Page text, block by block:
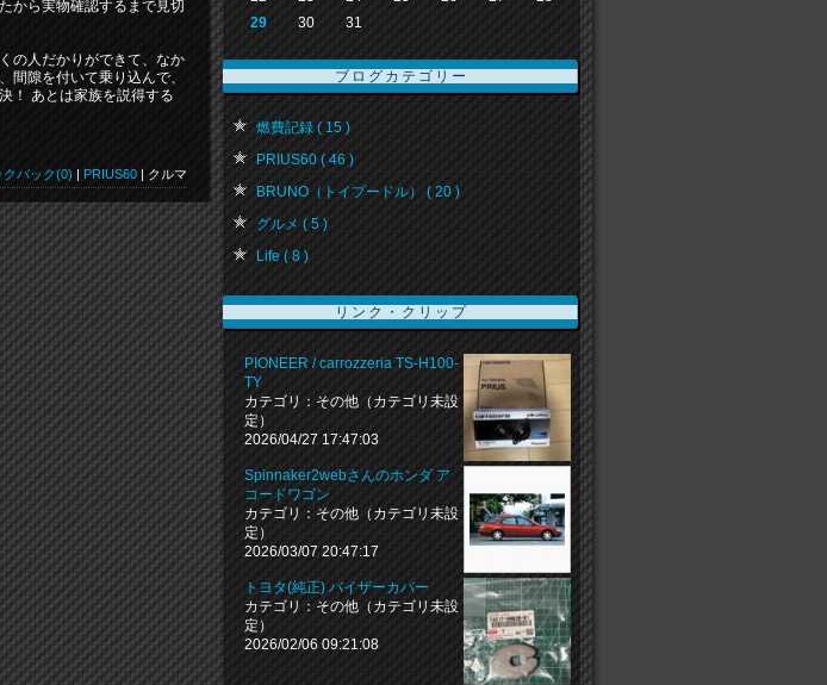
から実物確認するまで見切
の人だかりができて、なか
間隙を付いて乗り込んで、
！ あとは家族を説得する
クバック(0) | PRIUS60 | クルマ
29
30 31
ブログカテゴリー
燃費記録 ( 15 )
PRIUS60 ( 46 )
BRUNO（トイプードル） ( 20 )
グルメ ( 5 )
Life ( 8 )
リンク・クリップ
PIONEER / carrozzeria TS-H100-
TY
カテゴリ：その他（カテゴリ未設
定）
2026/04/27 17:47:03
Spinnaker2webさんのホンダ ア
コードワゴン
カテゴリ：その他（カテゴリ未設
定）
2026/03/07 20:47:17
トヨタ(純正) バイザーカバー
カテゴリ：その他（カテゴリ未設
定）
2026/02/06 09:21:08